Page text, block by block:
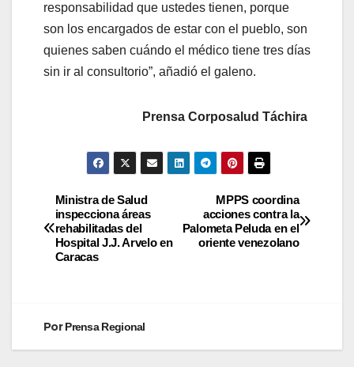
responsabilidad que ustedes tienen, porque
son los encargados de estar con el pueblo, son
quienes saben cuándo el médico tiene tres días
sin ir al consultorio”, añadió el galeno.
Prensa Corposalud Táchira
MPPS coordina
acciones contra la
Palometa Peluda en el
oriente venezolano
Ministra de Salud
inspecciona áreas
rehabilitadas del
Hospital J.J. Arvelo en
Caracas
PorPrensa Regional